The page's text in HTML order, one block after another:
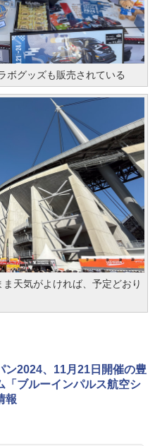
ボグッズも販売されている
天気がよければ、予定どおり
ン2024、11月21日開催の豊
「ブルーインパルス航空シ
報